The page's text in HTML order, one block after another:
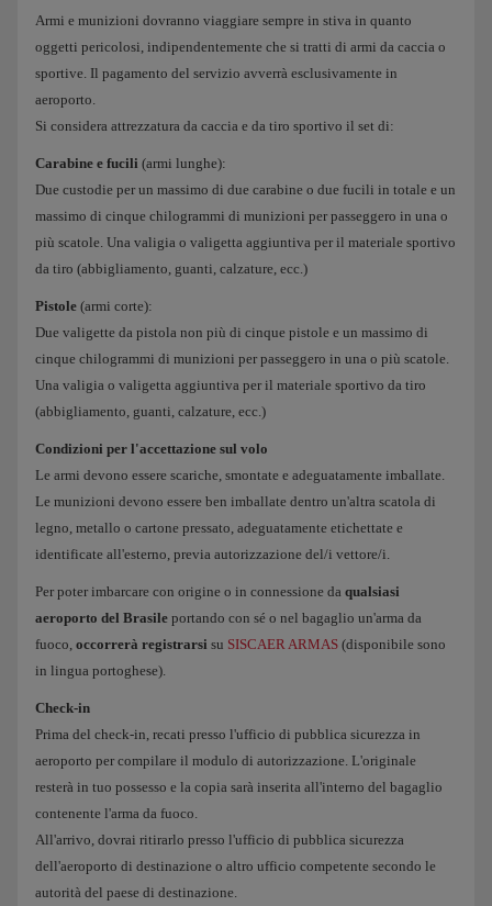
Armi e munizioni dovranno viaggiare sempre in stiva in quanto
oggetti pericolosi, indipendentemente che si tratti di armi da caccia o
sportive. Il pagamento del servizio avverrà esclusivamente in
aeroporto.
Si considera attrezzatura da caccia e da tiro sportivo il set di:
Carabine e fucili (armi lunghe):
Due custodie per un massimo di due carabine o due fucili in totale e un
massimo di cinque chilogrammi di munizioni per passeggero in una o
più scatole. Una valigia o valigetta aggiuntiva per il materiale sportivo
da tiro (abbigliamento, guanti, calzature, ecc.)
Pistole (armi corte):
Due valigette da pistola non più di cinque pistole e un massimo di
cinque chilogrammi di munizioni per passeggero in una o più scatole.
Una valigia o valigetta aggiuntiva per il materiale sportivo da tiro
(abbigliamento, guanti, calzature, ecc.)
Condizioni per l'accettazione sul volo
Le armi devono essere scariche, smontate e adeguatamente imballate.
Le munizioni devono essere ben imballate dentro un'altra scatola di
legno, metallo o cartone pressato, adeguatamente etichettate e
identificate all'esterno, previa autorizzazione del/i vettore/i.
Per poter imbarcare con origine o in connessione da qualsiasi
aeroporto del Brasile portando con sé o nel bagaglio un'arma da
fuoco, occorrerà registrarsi su SISCAER ARMAS (disponibile sono
in lingua portoghese).
Check-in
Prima del check-in, recati presso l'ufficio di pubblica sicurezza in
aeroporto per compilare il modulo di autorizzazione. L'originale
resterà in tuo possesso e la copia sarà inserita all'interno del bagaglio
contenente l'arma da fuoco.
All'arrivo, dovrai ritirarlo presso l'ufficio di pubblica sicurezza
dell'aeroporto di destinazione o altro ufficio competente secondo le
autorità del paese di destinazione.